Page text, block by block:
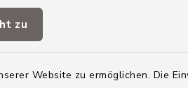
zu
Website zu ermöglichen. Die